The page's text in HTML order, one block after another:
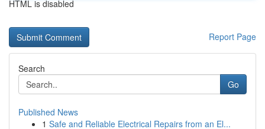
HTML is disabled
Report Page
Search
Go
Published News
1 Safe and Reliable Electrical Repairs from an El...